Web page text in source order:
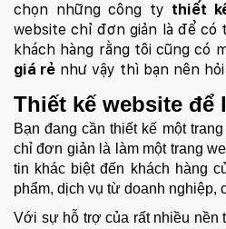
chọn những công ty thiết
website chỉ đơn giản là để có
khách hàng rằng tôi cũng có
giá rẻ như vậy thì bạn nên
Thiết kế website để
Bạn đang cần thiết kế một
chỉ đơn giản là làm một trang
tin khác biệt đến khách hàng
phẩm, dịch vụ từ doanh nghiệp,
Với sự hỗ trợ của rất nhiều nền